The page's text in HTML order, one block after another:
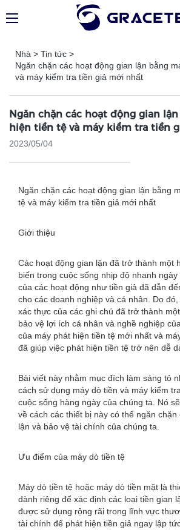
Nhà > Tin tức >
Ngăn chặn các hoạt động gian lận bằng
và máy kiểm tra tiền giả mới nhất
Ngăn chặn các hoạt động gian
hiện tiền tệ và máy kiểm tra tiền
2023/05/04
Ngăn chặn các hoạt động gian lận bằng
tệ và máy kiểm tra tiền giả mới nhất
Giới thiệu
Các hoạt động gian lận đã trở thành một
biến trong cuộc sống nhịp độ nhanh
của các hoạt động như tiền giả đã dẫn
cho các doanh nghiệp và cá nhân. Do
xác thực của các ghi chú đã trở thành
bảo vệ lợi ích cá nhân và nghề nghiệp
của máy phát hiện tiền tệ mới nhất và
đã giúp việc phát hiện tiền tệ trở nên dễ
Bài viết này nhằm mục đích làm sáng tỏ
cách sử dụng máy dò tiền và máy kiểm
cuộc sống hàng ngày của chúng ta. Nó
về cách các thiết bị này có thể ngăn chặn
lận và bảo vệ tài chính của chúng ta.
Ưu điểm của máy dò tiền tệ
Máy dò tiền tệ hoặc máy dò tiền mặt là
dành riêng để xác định các loại tiền gian
được sử dụng rộng rãi trong lĩnh vực
tài chính để phát hiện tiền giả ngay lập